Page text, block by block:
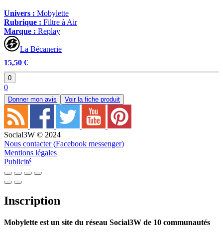
Univers : Mobylette
Rubrique : Filtre à Air
Marque : Replay
La Bécanerie
15,50 €
0
0
Donner mon avis Voir la fiche produit
Social3W © 2024
Nous contacter (Facebook messenger)
Mentions légales
Publicité
Inscription
Mobylette est un site du réseau Social3W de 10 communautés